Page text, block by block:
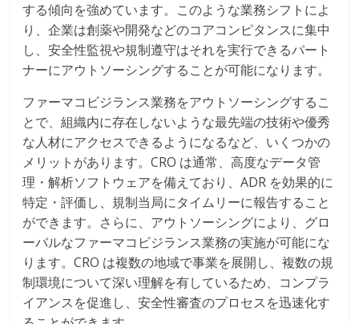
する傾向を強めています。このような業務シフトによ
り、企業は創薬や開発などのコアコンピタンスに集中
し、安全性監視や規制遵守はそれを実行できるパート
ナーにアウトソーシングすることが可能になります。
ファーマコビジランス業務をアウトソーシングするこ
とで、組織内に存在しないような最先端の技術や優秀
な人材にアクセスできるようになるなど、いくつかの
メリットがあります。CRO は通常、高度なデータ管
理・解析ソフトウェアを備えており、ADR を効果的に
特定・評価し、規制当局にタイムリーに報告すること
ができます。さらに、アウトソーシングにより、グロ
ーバルなファーマコビジランス業務の実施が可能にな
ります。CRO は複数の地域で事業を展開し、複数の規
制環境について深い理解を有しているため、コンプラ
イアンスを促進し、安全性審査のプロセスを迅速化す